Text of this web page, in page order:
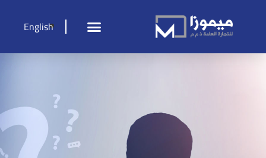
English